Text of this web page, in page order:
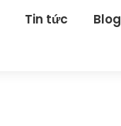
Tin tức Blog